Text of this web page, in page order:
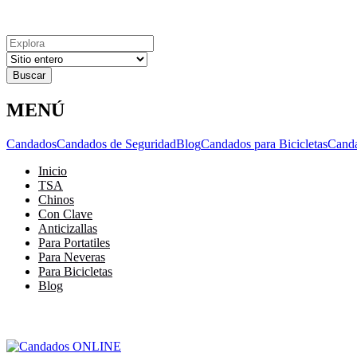
Resultados
para
MENÚ
CandadosCandados de SeguridadBlogCandados para Bicicletas
Inicio
TSA
Chinos
Con Clave
Anticizallas
Para Portatiles
Para Neveras
Para Bicicletas
Blog